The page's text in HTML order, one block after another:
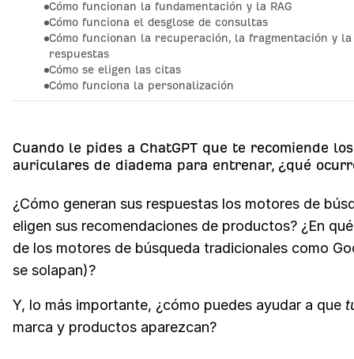
Keyword Research
Contenido de SEO
SEO On-Page
08 SEO local
Cómo funcionan la fundamentación y la RAG
Cómo funciona el desglose de consultas
Cómo funcionan la recuperación, la fragmentación y la
respuestas
Cómo se eligen las citas
Cómo funciona la personalización
Cuando le pides a ChatGPT que te recomiende
auriculares de diadema para entrenar, ¿qué
¿Cómo generan sus respuestas los motores de
eligen sus recomendaciones de productos? ¿En
de los motores de búsqueda tradicionales como
se solapan)?
Y, lo más importante, ¿cómo puedes ayudar a que
marca y productos aparezcan?